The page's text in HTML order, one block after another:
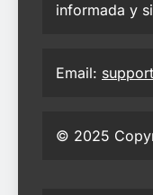
informada y
Email:
© 2025